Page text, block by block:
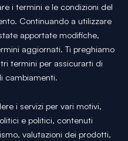
i termini e le condizioni del
Continuando a utilizzare
apportate modifiche,
aggiornati. Ti preghiamo
termini per assicurarti di
cambiamenti.
i servizi per vari motivi,
e politici, contenuti
valutazioni dei prodotti,